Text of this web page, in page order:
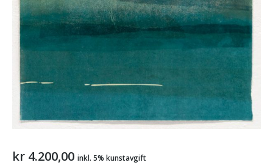
kr 4.200,00 inkl. 5% kunstavgift